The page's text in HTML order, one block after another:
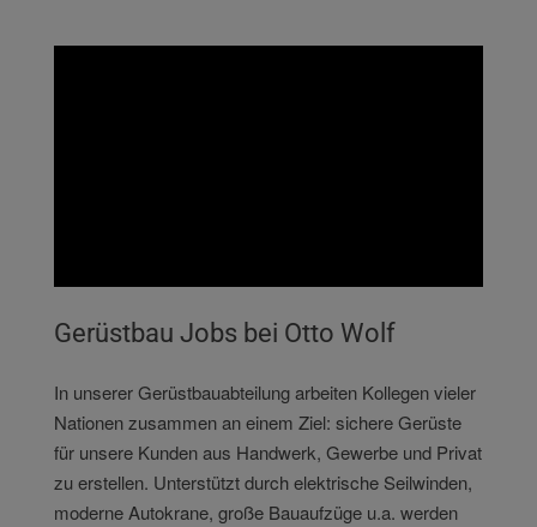
Gerüstbau Jobs bei Otto Wolf
In unserer Gerüstbauabteilung arbeiten Kollegen vieler
Nationen zusammen an einem Ziel: sichere Gerüste
für unsere Kunden aus Handwerk, Gewerbe und Privat
zu erstellen. Unterstützt durch elektrische Seilwinden,
moderne Autokrane, große Bauaufzüge u.a. werden